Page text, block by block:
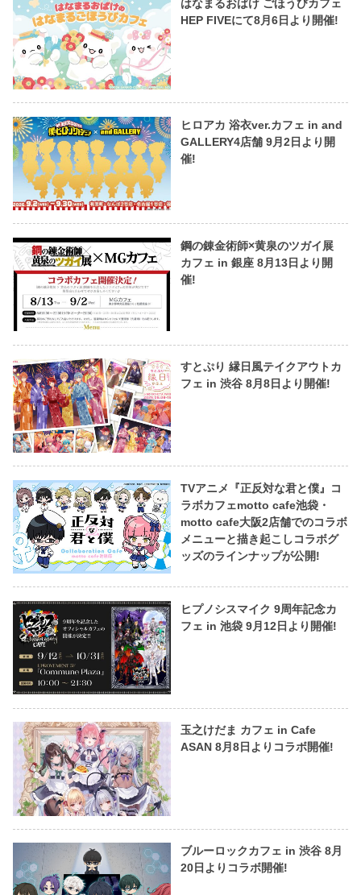
はなまるおばけ ごほうびカフェ
HEP FIVEにて8月6日より開催!
ヒロアカ 浴衣ver.カフェ in and
GALLERY4店舗 9月2日より開
催!
鋼の錬金術師×黄泉のツガイ展
カフェ in 銀座 8月13日より開
催!
すとぷり 縁日風テイクアウトカ
フェ in 渋谷 8月8日より開催!
TVアニメ『正反対な君と僕』コ
ラボカフェmotto cafe池袋・
motto cafe大阪2店舗でのコラボ
メニューと描き起こしコラボグ
ッズのラインナップが公開!
ヒプノシスマイク 9周年記念カ
フェ in 池袋 9月12日より開催!
玉之けだま カフェ in Cafe
ASAN 8月8日よりコラボ開催!
ブルーロックカフェ in 渋谷 8月
20日よりコラボ開催!